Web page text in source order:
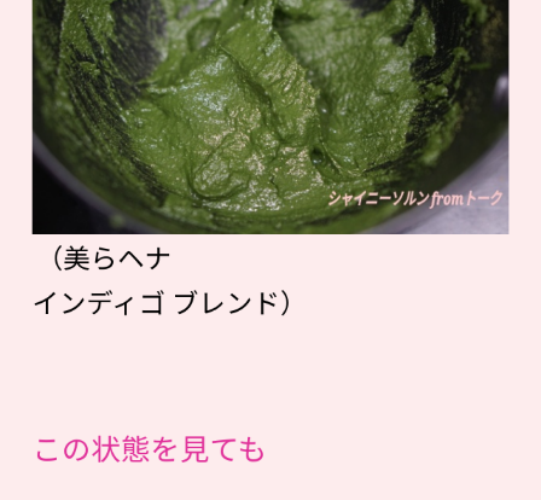
（美らヘナ
インディゴ ブレンド）
この状態を見ても